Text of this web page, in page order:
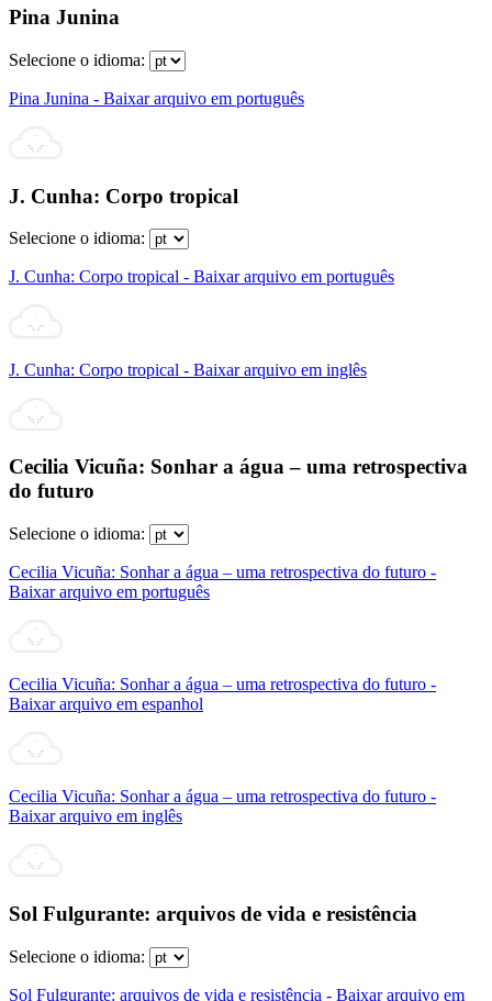
Pina Junina
Selecione o idioma:
Pina Junina - Baixar arquivo em português
J. Cunha: Corpo tropical
Selecione o idioma:
J. Cunha: Corpo tropical - Baixar arquivo em português
J. Cunha: Corpo tropical - Baixar arquivo em inglês
Cecilia Vicuña: Sonhar a água – uma retrospectiva
do futuro
Selecione o idioma:
Cecilia Vicuña: Sonhar a água – uma retrospectiva do futuro -
Baixar arquivo em português
Cecilia Vicuña: Sonhar a água – uma retrospectiva do futuro -
Baixar arquivo em espanhol
Cecilia Vicuña: Sonhar a água – uma retrospectiva do futuro -
Baixar arquivo em inglês
Sol Fulgurante: arquivos de vida e resistência
Selecione o idioma:
Sol Fulgurante: arquivos de vida e resistência - Baixar arquivo em